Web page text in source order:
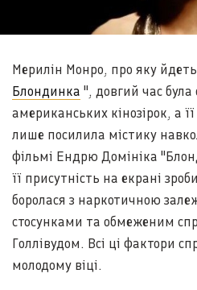
Мерилін Монро, про яку
Блондинка ", довгий час
американських кінозірок, а
лише посилила містику
фільмі Ендрю Домініка
її присутність на екрані
боролася з наркотичною
стосунками та обмеженим
Голлівудом. Всі ці фактори
молодому віці.